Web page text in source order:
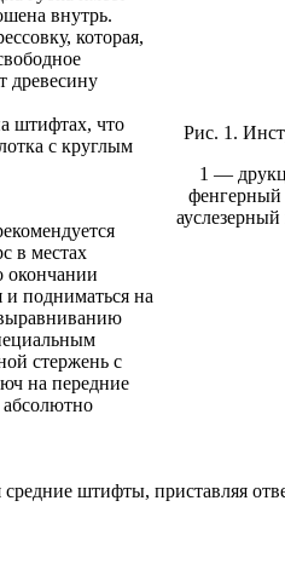
внутрь.
которая,
древесину
штифтах, что
с круглым
в местах
окончании
подниматься на
стержень с
на передние
Рис. 1.
1 —
штифты, приставляя